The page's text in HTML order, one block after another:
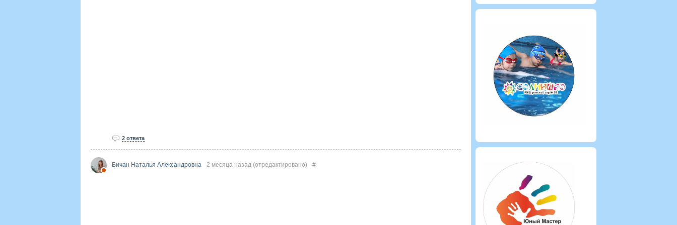
2 ответа
Бичан Наталья Александровна 2 месяца назад (отредактировано) #